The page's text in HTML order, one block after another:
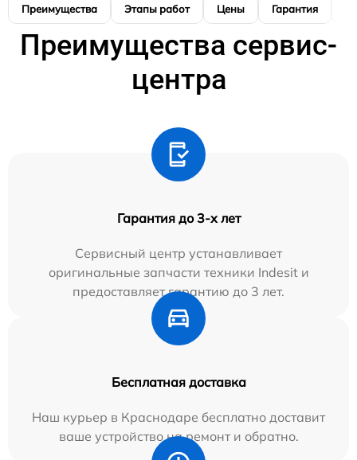
Преимущества Этапы работ Цены Гарантия
Преимущества сервис-
центра
Гарантия до 3-х лет
Сервисный центр устанавливает
оригинальные запчасти техники Indesit и
предоставляет гарантию до 3 лет.
Бесплатная доставка
Наш курьер в Краснодаре бесплатно доставит
ваше устройство на ремонт и обратно.